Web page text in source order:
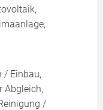
/ Einbau,
Abgleich,
/